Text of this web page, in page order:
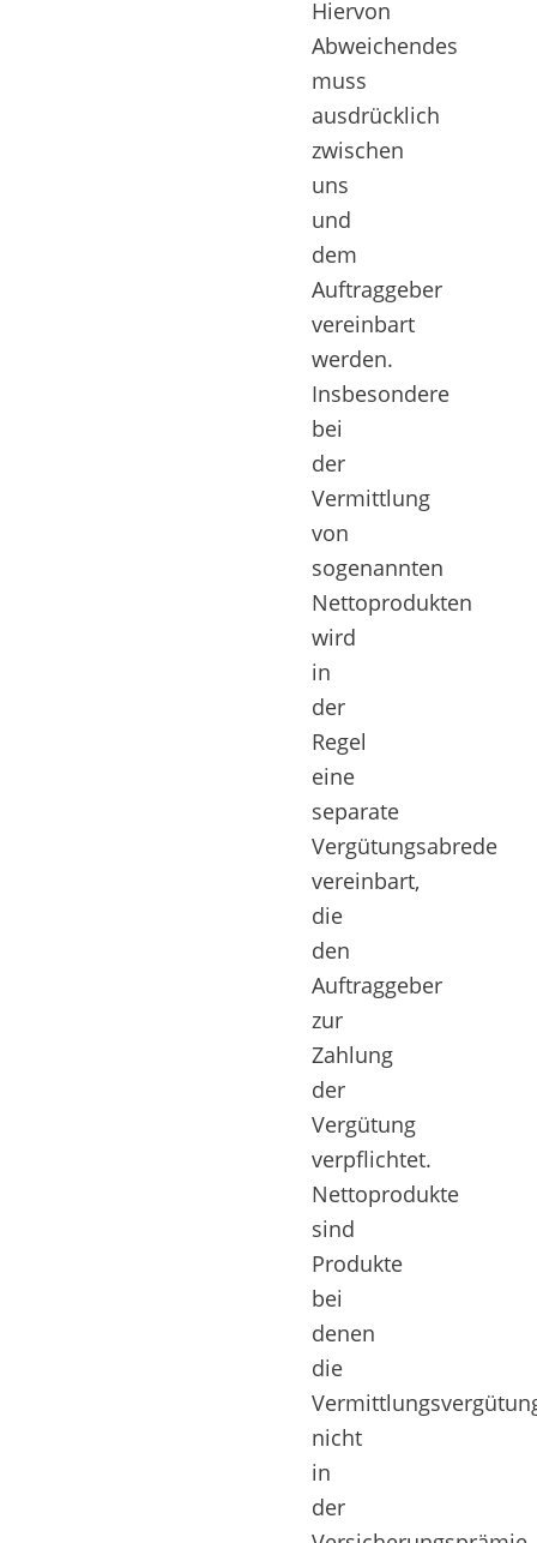
Hiervon
Abweichendes
muss
ausdrücklich
zwischen
uns
und
dem
Auftraggeber
vereinbart
werden.
Insbesondere
bei
der
Vermittlung
von
sogenannten
Nettoprodukten
wird
in
der
Regel
eine
separate
Vergütungsabrede
vereinbart,
die
den
Auftraggeber
zur
Zahlung
der
Vergütung
verpflichtet.
Nettoprodukte
sind
Produkte
bei
denen
die
nicht
in
der